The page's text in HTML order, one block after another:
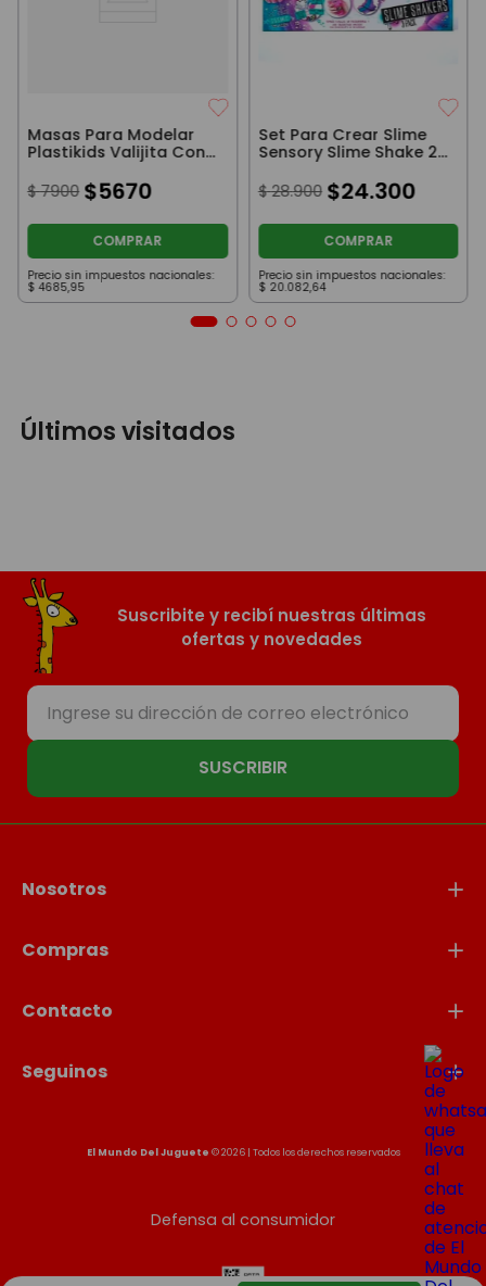
Masas Para Modelar
Plastikids Valijita Con
Accesorios Amarilla
$ 7900 $5670
COMPRAR
Precio sin impuestos nacionales:
$ 4685,95
Set Para Crear Slime
Sensory Slime Shake 28
Cm Pack X3 Rosa
Violeta Turquesa
$ 28.900 $24.300
COMPRAR
Precio sin impuestos nacionales:
$ 20.082,64
Últimos visitados
Suscribite y recibí nuestras últimas
ofertas y novedades
SUSCRIBIR
Nosotros
Compras
Contacto
Seguinos
El Mundo Del Juguete © 2026 | Todos los derechos reservados
Defensa al consumidor